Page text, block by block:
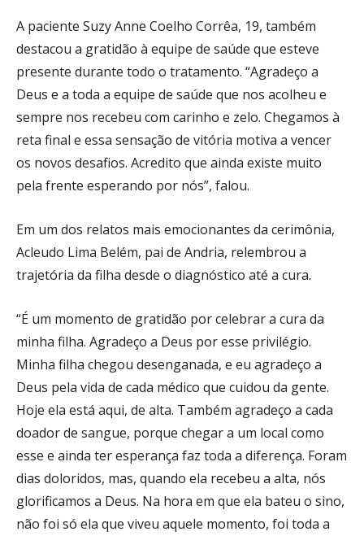
A paciente Suzy Anne Coelho Corrêa, 19, também
destacou a gratidão à equipe de saúde que esteve
presente durante todo o tratamento. “Agradeço a
Deus e a toda a equipe de saúde que nos acolheu e
sempre nos recebeu com carinho e zelo. Chegamos à
reta final e essa sensação de vitória motiva a vencer
os novos desafios. Acredito que ainda existe muito
pela frente esperando por nós”, falou.
Em um dos relatos mais emocionantes da cerimônia,
Acleudo Lima Belém, pai de Andria, relembrou a
trajetória da filha desde o diagnóstico até a cura.
“É um momento de gratidão por celebrar a cura da
minha filha. Agradeço a Deus por esse privilégio.
Minha filha chegou desenganada, e eu agradeço a
Deus pela vida de cada médico que cuidou da gente.
Hoje ela está aqui, de alta. Também agradeço a cada
doador de sangue, porque chegar a um local como
esse e ainda ter esperança faz toda a diferença. Foram
dias doloridos, mas, quando ela recebeu a alta, nós
glorificamos a Deus. Na hora em que ela bateu o sino,
não foi só ela que viveu aquele momento, foi toda a